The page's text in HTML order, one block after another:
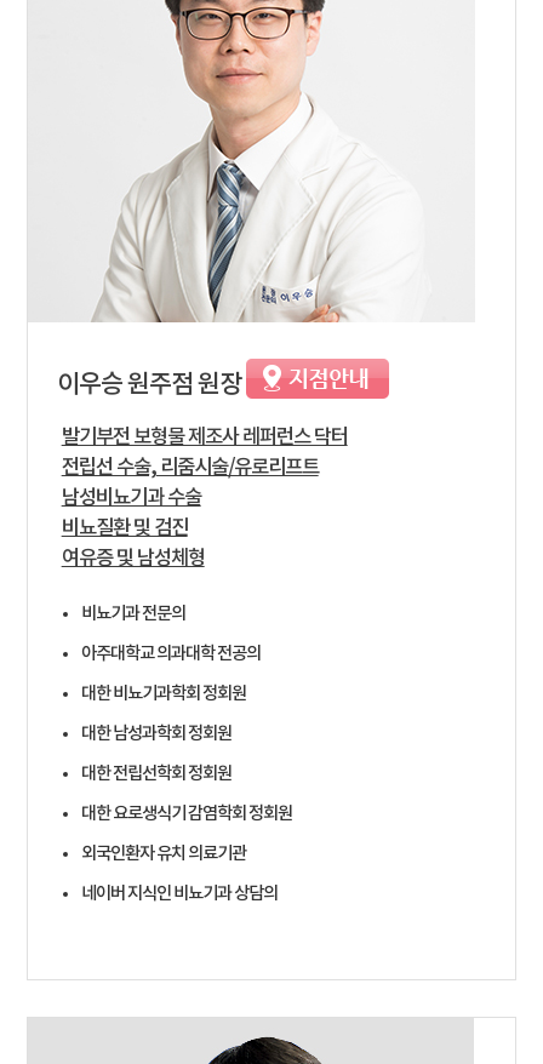
이우승원주점 원장
발기부전 보형물 제조사 레퍼런스 닥터
전립선 수술, 리줌시술/유로리프트
남성비뇨기과 수술
비뇨질환 및 검진
여유증 및 남성체형
비뇨기과 전문의
아주대학교 의과대학 전공의
대한 비뇨기과학회 정회원
대한 남성과학회 정회원
대한 전립선학회 정회원
대한 요로생식기 감염학회 정회원
외국인환자 유치 의료기관
네이버 지식인 비뇨기과 상담의